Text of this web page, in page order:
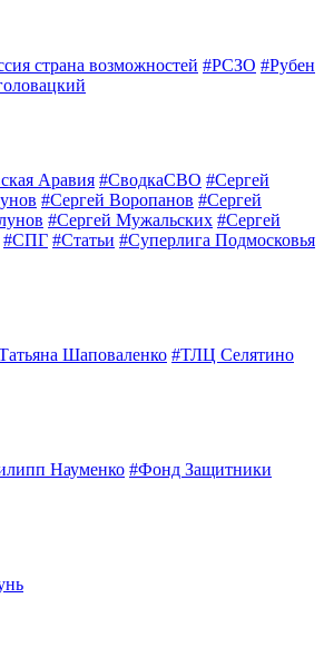
страна возможностей #РСЗО #Рубен
Аравия #СводкаСВО #Сергей
#Сергей Воропанов #Сергей
#Сергей Мужальских #Сергей
#СПГ #Статьи #Суперлига Подмосковья
Шаповаленко #ТЛЦ Селятино
Науменко #Фонд Защитники